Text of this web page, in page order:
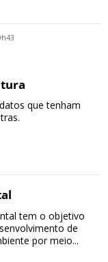
que tenham
tem o objetivo
de
por meio...